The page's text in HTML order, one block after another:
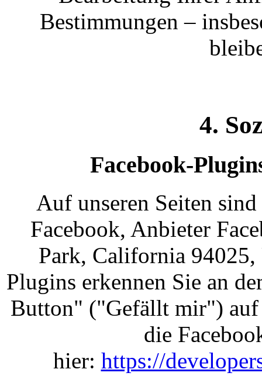
Bestimmungen –
4.
Facebook-
Auf unseren Seiten
Facebook, Anbieter
Park, California
Plugins erkennen Sie an
Button" ("Gefällt mir") auf
die
hier: https://